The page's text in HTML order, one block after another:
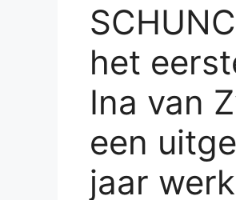
het
Ina van
een
jaar